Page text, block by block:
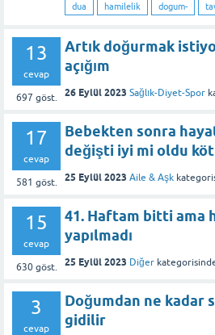
dua hamilelik dogum-
13
cevap
697 göst.
Artık doğurmak
açığım
26 Eylül 2023 Sağlık-Diyet-Spor
17
cevap
581 göst.
Bebekten sonra
değişti iyi mi oldu
25 Eylül 2023 Aile & Aşk
15
cevap
630göst.
41. Haftam bitti ama
yapılmadı
25 Eylül 2023 Diğer
3
cevap
Doğumdan ne kadar
gidilir